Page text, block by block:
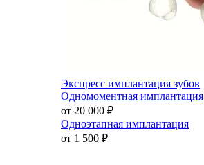
Экспресс имплантация зубов
Одномоментная имплантация
от 20 000 ₽
Одноэтапная имплантация
от 1 500 ₽